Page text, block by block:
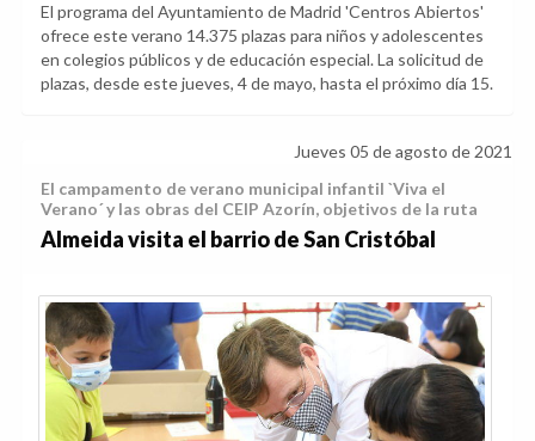
El programa del Ayuntamiento de Madrid 'Centros Abiertos'
ofrece este verano 14.375 plazas para niños y adolescentes
en colegios públicos y de educación especial. La solicitud de
plazas, desde este jueves, 4 de mayo, hasta el próximo día 15.
Jueves 05 de agosto de 2021
El campamento de verano municipal infantil `Viva el
Verano´ y las obras del CEIP Azorín, objetivos de la ruta
Almeida visita el barrio de San Cristóbal